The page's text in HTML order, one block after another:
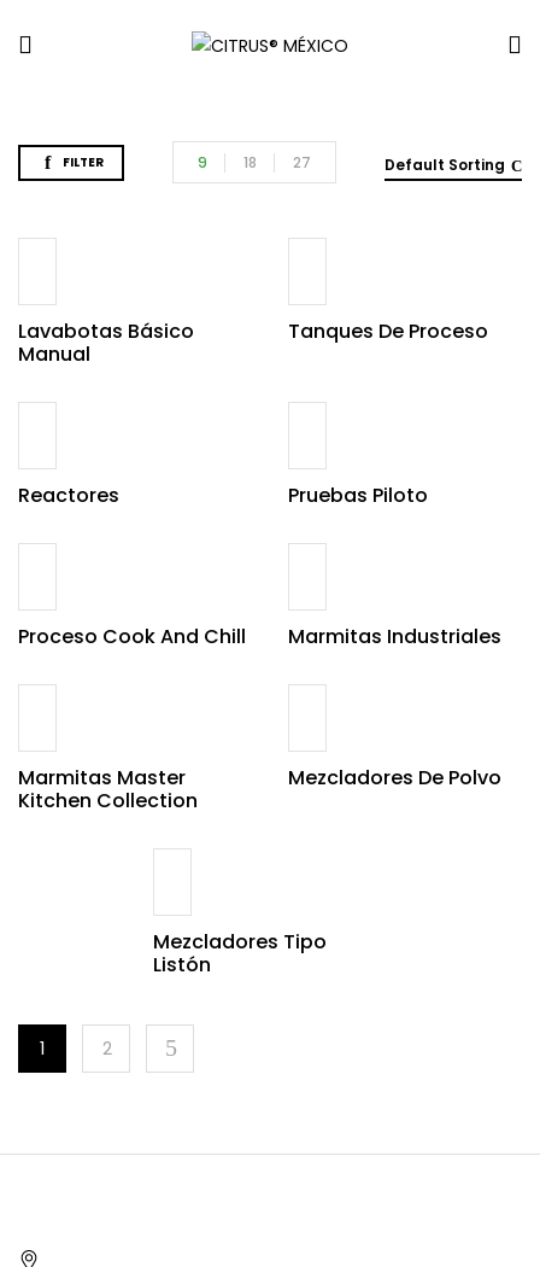
FILTER Default Sorting
9 18 27
Lavabotas Básico
Manual
Tanques De Proceso
Reactores Pruebas Piloto
Proceso Cook And Chill Marmitas Industriales
Marmitas Master
Kitchen Collection
Mezcladores De Polvo
Mezcladores Tipo
Listón
1 2